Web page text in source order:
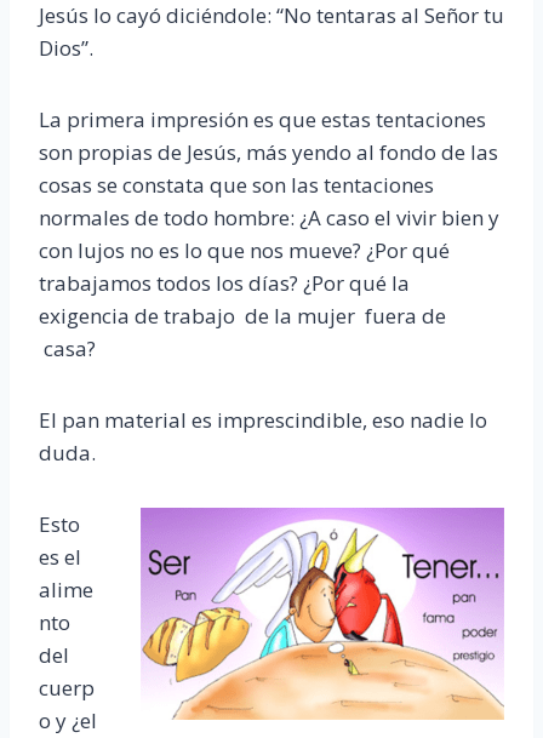
Jesús lo cayó diciéndole: “No tentaras al Señor tu
Dios”.
La primera impresión es que estas tentaciones
son propias de Jesús, más yendo al fondo de las
cosas se constata que son las tentaciones
normales de todo hombre: ¿A caso el vivir bien y
con lujos no es lo que nos mueve? ¿Por qué
trabajamos todos los días? ¿Por qué la
exigencia de trabajo de la mujer fuera de
casa?
El pan material es imprescindible, eso nadie lo
duda.
Esto
es el
alime
nto
del
cuerp
o y ¿el